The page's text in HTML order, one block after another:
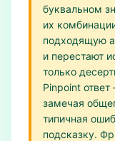
буквальном
их
подходящую
и перестают
только
Pinpoint
замечая
типичная
подсказку.